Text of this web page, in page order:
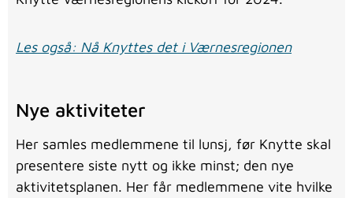
Les også: Nå Knyttes det i Værnesregionen
Nye aktiviteter
Her samles medlemmene til lunsj, før Knytte skal
presentere siste nytt og ikke minst; den nye
aktivitetsplanen. Her får medlemmene vite hvilke